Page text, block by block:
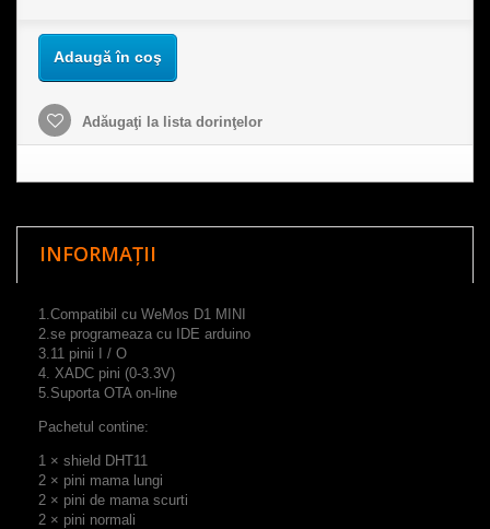
Adaugă în coş
Adăugaţi la lista dorinţelor
INFORMAȚII
1.Compatibil cu WeMos D1 MINI
2.se programeaza cu IDE arduino
3.11 pinii
/ O
4. XADC pini (0-3.3V)
5.Suporta OTA on-line
Pachetul contine:
1 × shield DHT11
2 × pini mama lungi
2 × pini de mama scurti
2 × pini normali